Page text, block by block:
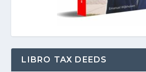
LIBRO TAX DEEDS